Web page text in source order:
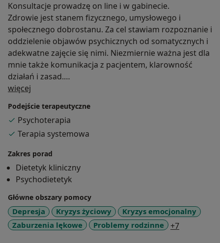
Konsultacje prowadzę on line i w gabinecie.
Zdrowie jest stanem fizycznego, umysłowego i
społecznego dobrostanu. Za cel stawiam rozpoznanie i
oddzielenie objawów psychicznych od somatycznych i
adekwatne zajęcie się nimi. Niezmiernie ważna jest dla
mnie także komunikacja z pacjentem, klarowność
działań i zasad.
W gabinecie nie sprzedaję suplementów ani innych
produktów.
Pracuję pod superwizją.
więcej
Podejście terapeutyczne
Psychoterapia
Terapia systemowa
Zakres porad
Dietetyk kliniczny
Psychodietetyk
Główne obszary pomocy
Depresja Kryzys życiowy
Kryzys emocjonalny
Zaburzenia lękowe
Problemy rodzinne +7